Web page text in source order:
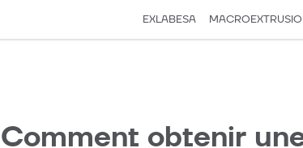
EXLABESA
Comment obtenir